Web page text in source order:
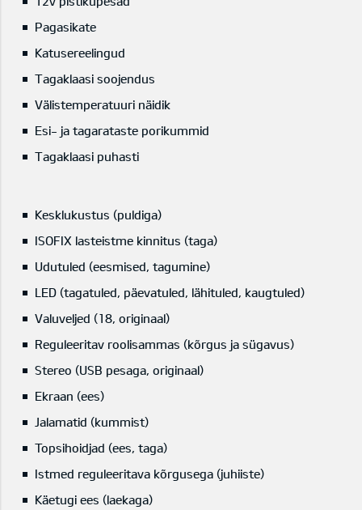
Pagasikate
Katusereelingud
Tagaklaasi soojendus
Välistemperatuuri näidik
Esi- ja tagarataste porikummid
Tagaklaasi puhasti
Kesklukustus (puldiga)
ISOFIX lasteistme kinnitus (taga)
Udutuled (eesmised, tagumine)
LED (tagatuled, päevatuled, lähituled, kaugtuled)
Valuveljed (18, originaal)
Reguleeritav roolisammas (kõrgus ja sügavus)
Stereo (USB pesaga, originaal)
Ekraan (ees)
Jalamatid (kummist)
Topsihoidjad (ees, taga)
Istmed reguleeritava kõrgusega (juhiiste)
Käetugi ees (laekaga)